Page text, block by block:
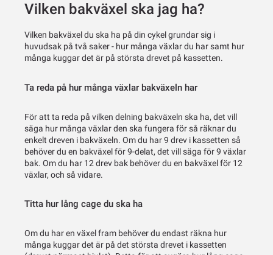
Vilken bakväxel ska jag ha?
Vilken bakväxel du ska ha på din cykel grundar sig i
huvudsak på två saker - hur många växlar du har samt hur
många kuggar det är på största drevet på kassetten.
Ta reda på hur många växlar bakväxeln har
För att ta reda på vilken delning bakväxeln ska ha, det vill
säga hur många växlar den ska fungera för så räknar du
enkelt dreven i bakväxeln. Om du har 9 drev i kassetten så
behöver du en bakväxel för 9-delat, det vill säga för 9 växlar
bak. Om du har 12 drev bak behöver du en bakväxel för 12
växlar, och så vidare.
Titta hur lång cage du ska ha
Om du har en växel fram behöver du endast räkna hur
många kuggar det är på det största drevet i kassetten